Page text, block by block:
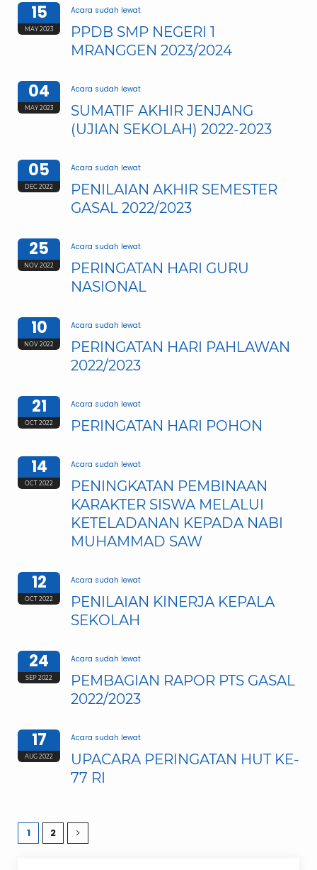
15
MAY 2023
Acara sudah lewat
PPDB SMP NEGERI 1
MRANGGEN 2023/2024
04
MAY 2023
Acara sudah lewat
SUMATIF AKHIR JENJANG
(UJIAN SEKOLAH) 2022-2023
05
DEC 2022
Acara sudah lewat
PENILAIAN AKHIR SEMESTER
GASAL 2022/2023
25
NOV 2022
Acara sudah lewat
PERINGATAN HARI GURU
NASIONAL
10
NOV 2022
Acara sudah lewat
PERINGATAN HARI PAHLAWAN
2022/2023
21
OCT 2022
Acara sudah lewat
PERINGATAN HARI POHON
14
OCT 2022
Acara sudah lewat
PENINGKATAN PEMBINAAN
KARAKTER SISWA MELALUI
KETELADANAN KEPADA NABI
MUHAMMAD SAW
12
OCT 2022
Acara sudah lewat
PENILAIAN KINERJA KEPALA
SEKOLAH
24
SEP 2022
Acara sudah lewat
PEMBAGIAN RAPOR PTS GASAL
2022/2023
17
AUG 2022
Acara sudah lewat
UPACARA PERINGATAN HUT KE-
77 RI
1 2